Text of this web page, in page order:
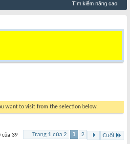
Tìm kiếm nâng cao
want to visit from the selection below.
Trang 1 của 2 1 2 Cuối
của 39